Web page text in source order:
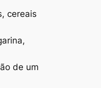
cereais
de um